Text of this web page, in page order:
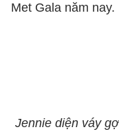
Met Gala năm nay.
Jennie diện váy